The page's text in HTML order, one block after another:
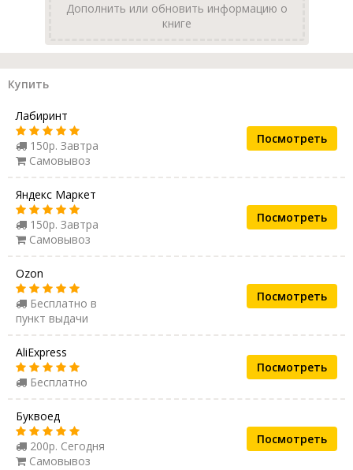
Дополнить или обновить информацию о
книге
Купить
Лабиринт
150р. Завтра
Самовывоз
Посмотреть
Яндекс Маркет
150р. Завтра
Самовывоз
Посмотреть
Ozon
Бесплатно в
пункт выдачи
Посмотреть
AliExpress
Бесплатно
Посмотреть
Буквоед
200р. Сегодня
Самовывоз
Посмотреть